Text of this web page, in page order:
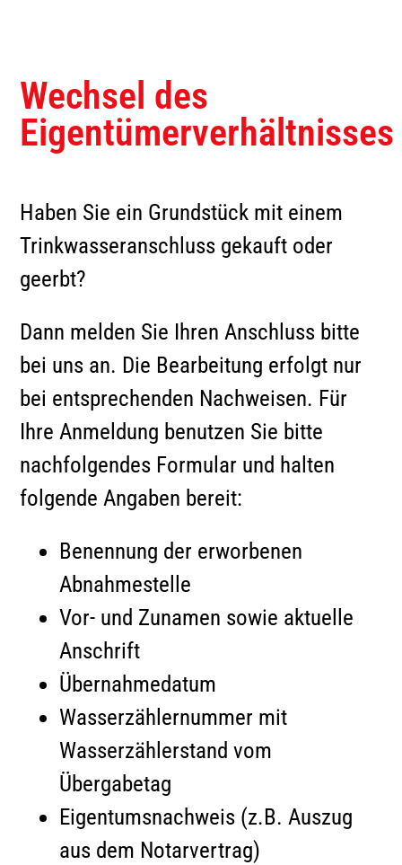
Wechsel des
Eigentümerverhältnisses
Haben Sie ein Grundstück mit einem
Trinkwasseranschluss gekauft oder
geerbt?
Dann melden Sie Ihren Anschluss bitte
bei uns an. Die Bearbeitung erfolgt nur
bei entsprechenden Nachweisen. Für
Ihre Anmeldung benutzen Sie bitte
nachfolgendes Formular und halten
folgende Angaben bereit:
Benennung der erworbenen
Abnahmestelle
Vor- und Zunamen sowie aktuelle
Anschrift
Übernahmedatum
Wasserzählernummer mit
Wasserzählerstand vom
Übergabetag
Eigentumsnachweis (z.B. Auszug
aus dem Notarvertrag)
Tipps bei Stromausfall
Energiespartipps
Teilnahmebedingungen
Gewinnspiel
Nachweis für Wiederverkäufer
Netzanschluss
Einspeiser
Mieterstrom
Kontaktdaten
Verträge
Lastprofil
Netzbeschreibung
Brennwerte
Lastprofil